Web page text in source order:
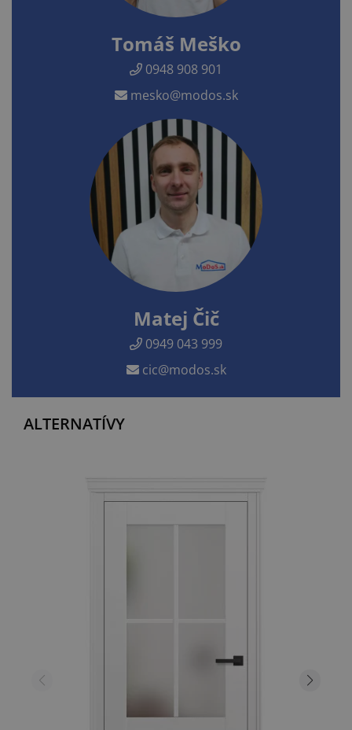
Tomáš Meško
0948 908 901
mesko@modos.sk
Matej Čič
0949 043 999
cic@modos.sk
ALTERNATÍVY